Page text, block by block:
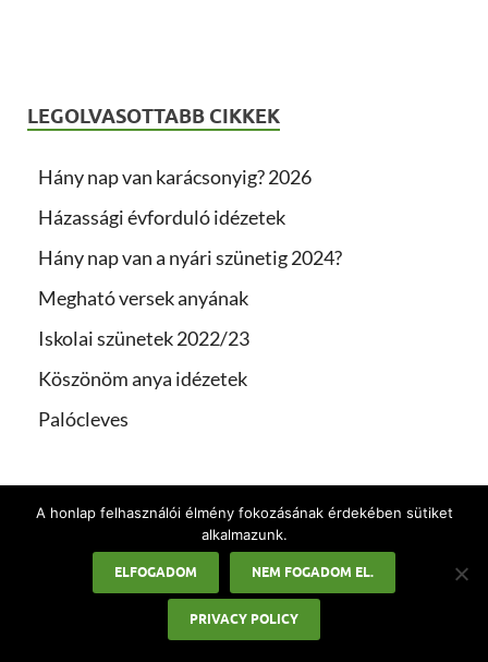
LEGOLVASOTTABB CIKKEK
Hány nap van karácsonyig? 2026
Házassági évforduló idézetek
Hány nap van a nyári szünetig 2024?
Megható versek anyának
Iskolai szünetek 2022/23
Köszönöm anya idézetek
Palócleves
LEGÚJABB CIKKEK
A honlap felhasználói élmény fokozásának érdekében sütiket
alkalmazunk.
ELFOGADOM NEM FOGADOM EL.
PRIVACY POLICY